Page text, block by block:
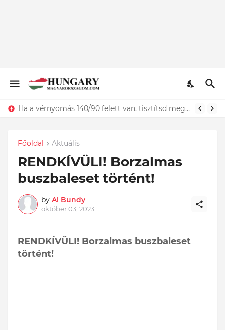
Ha a vérnyomás 140/90 felett van, tisztítsd meg az ereidet. Étkezés előtt fogyassz 30 g...
Megrázó hír érkezett Karsai Dániel sorstársáról - Nehéz szavakat találni
Főoldal Aktuális
RENDKÍVÜLI! Borzalmas
buszbaleset történt!
by Al Bundy
október 03, 2023
RENDKÍVÜLI! Borzalmas buszbaleset
történt!